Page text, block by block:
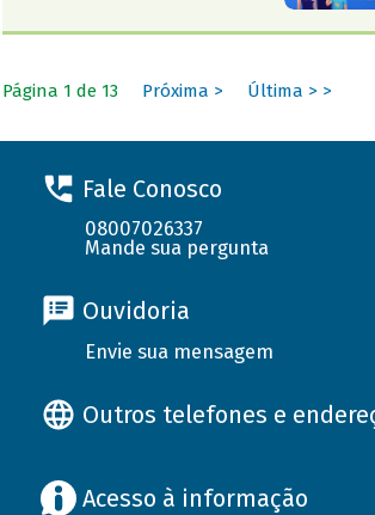
Página 1 de 13 Próxima > Última > >
Fale Conosco
08007026337
Mande sua pergunta
Ouvidoria
Envie sua mensagem
Outros telefones e
Acesso à informação